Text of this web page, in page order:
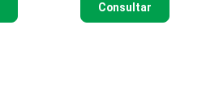
Consultar